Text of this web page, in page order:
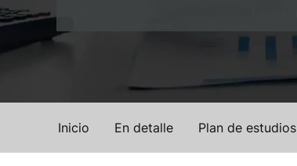
Inicio En detalle Plan de estudios